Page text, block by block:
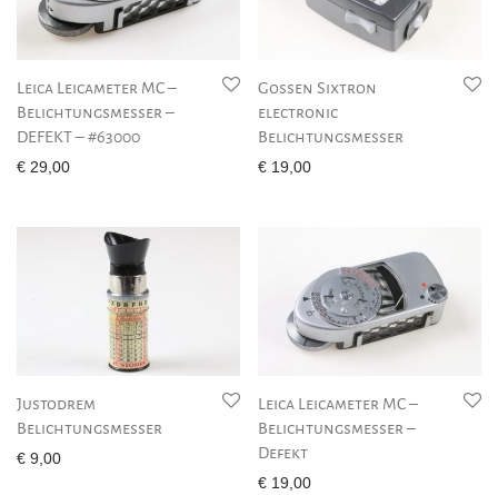
Leica Leicameter MC –
Belichtungsmesser –
DEFEKT – #63000
€ 29,00
Gossen Sixtron
electronic
Belichtungsmesser
€ 19,00
Justodrem
Belichtungsmesser
€ 9,00
Leica Leicameter MC –
Belichtungsmesser –
Defekt
€ 19,00